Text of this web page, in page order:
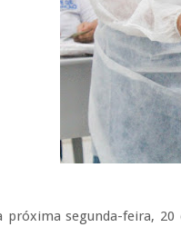
segunda-feira, 20